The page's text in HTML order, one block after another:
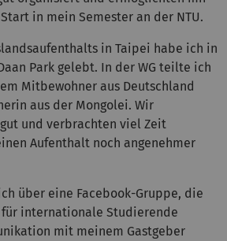
in mein Semester an der NTU.
in Taipei habe ich in
Park gelebt. In der WG teilte ich
Mitbewohner aus Deutschland
aus der Mongolei. Wir
und verbrachten viel Zeit
Aufenthalt noch angenehmer
über eine Facebook-Gruppe, die
internationale Studierende
mit meinem Gastgeber